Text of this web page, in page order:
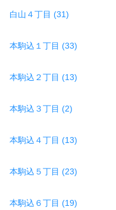
白山４丁目 (31)
本駒込１丁目 (33)
本駒込２丁目 (13)
本駒込３丁目 (2)
本駒込４丁目 (13)
本駒込５丁目 (23)
本駒込６丁目 (19)